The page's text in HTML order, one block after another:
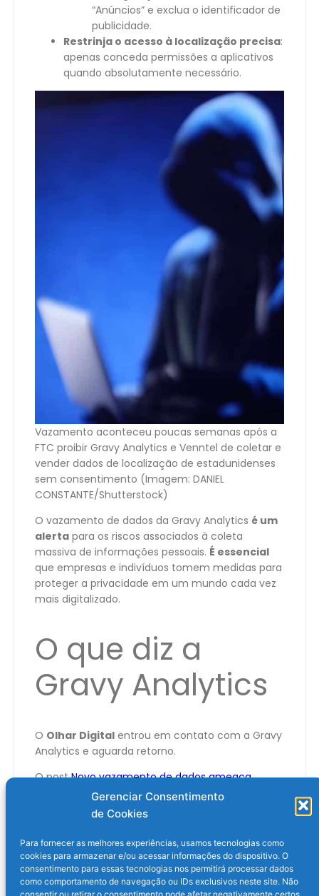
Gerenciar Consentimento
de Cookies
Para fornecer as melhores experiências, usamos tecnologias como
cookies para armazenar e/ou acessar informações do dispositivo. O
consentimento para essas tecnologias nos permitirá processar dados
como comportamento de navegação ou IDs exclusivos neste site. Não
“Anúncios” e exclua o identificador de
publicidade.
Restrinja o acesso à localização precisa:
apenas conceda permissões a aplicativos
quando absolutamente necessário.
Vazamento aconteceu poucas semanas após a
FTC proibir Gravy Analytics e Venntel de coletar e
vender dados de localização de estadunidenses
sem consentimento (Imagem: DANIEL
CONSTANTE/Shutterstock)
O vazamento de dados da Gravy Analytics é um
alerta para os riscos associados à coleta
massiva de informações pessoais. É essencial
que empresas e indivíduos tomem medidas para
proteger a privacidade em um mundo cada vez
mais digitalizado.
O que diz a
Gravy Analytics
O Olhar Digital entrou em contato com a Gravy
Analytics e aguarda retorno.
O postNovo vazamento de dados ameaça
privacidade de milhõesapareceu primeiro em
Olhar Digital.